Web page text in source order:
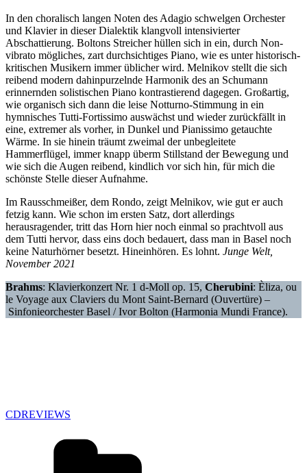
In den choralisch langen Noten des Adagio schwelgen Orchester
und Klavier in dieser Dialektik klangvoll intensivierter
Abschattierung. Boltons Streicher hüllen sich in ein, durch Non-
vibrato mögliches, zart durchsichtiges Piano, wie es unter historisch-
kritischen Musikern immer üblicher wird. Melnikov stellt die sich
reibend modern dahinpurzelnde Harmonik des an Schumann
erinnernden solistischen Piano kontrastierend dagegen. Großartig,
wie organisch sich dann die leise Notturno-Stimmung in ein
hymnisches Tutti-Fortissimo auswächst und wieder zurückfällt in
eine, extremer als vorher, in Dunkel und Pianissimo getauchte
Wärme. In sie hinein träumt zweimal der unbegleitete
Hammerflügel, immer knapp überm Stillstand der Bewegung und
wie sich die Augen reibend, kindlich vor sich hin, für mich die
schönste Stelle dieser Aufnahme.
Im Rausschmeißer, dem Rondo, zeigt Melnikov, wie gut er auch
fetzig kann. Wie schon im ersten Satz, dort allerdings
herausragender, tritt das Horn hier noch einmal so prachtvoll aus
dem Tutti hervor, dass eins doch bedauert, dass man in Basel noch
keine Naturhörner besetzt. Hineinhören. Es lohnt. Junge Welt,
November 2021
Brahms: Klavierkonzert Nr. 1 d-Moll op. 15, Cherubini: Èliza, ou
le Voyage aux Claviers du Mont Saint-Bernard (Ouvertüre) –
Sinfonieorchester Basel / Ivor Bolton (Harmonia Mundi France).
CDREVIEWS